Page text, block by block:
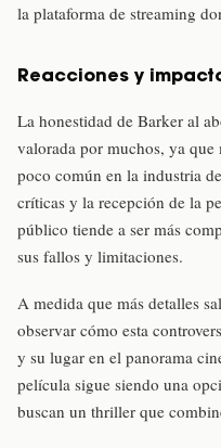
la plataforma de streaming
Reacciones y
La honestidad de Barker al
valorada por muchos, ya que
poco común en la industria
críticas y la recepción de la
público tiende a ser más
sus fallos y limitaciones.
A medida que más detalles
observar cómo esta
y su lugar en el panorama
película sigue siendo una
buscan un thriller que